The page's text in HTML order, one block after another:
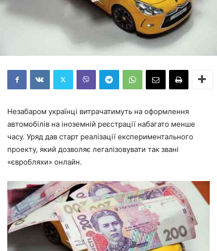
Незабаром українці витрачатимуть на оформлення
автомобілів на іноземній реєстрації набагато менше
часу. Уряд дав старт реалізації експериментального
проекту, який дозволяє легалізовувати так звані
«євробляхи» онлайн.